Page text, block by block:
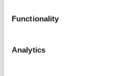
Functionality
Analytics